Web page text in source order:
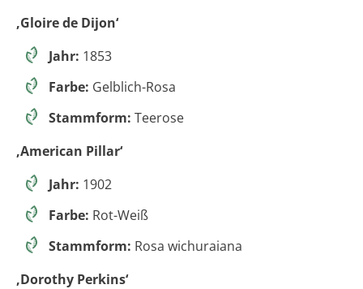
‚Gloire de Dijon‘
Jahr: 1853
Farbe: Gelblich-Rosa
Stammform: Teerose
‚American Pillar‘
Jahr: 1902
Farbe: Rot-Weiß
Stammform: Rosa wichuraiana
‚Dorothy Perkins‘